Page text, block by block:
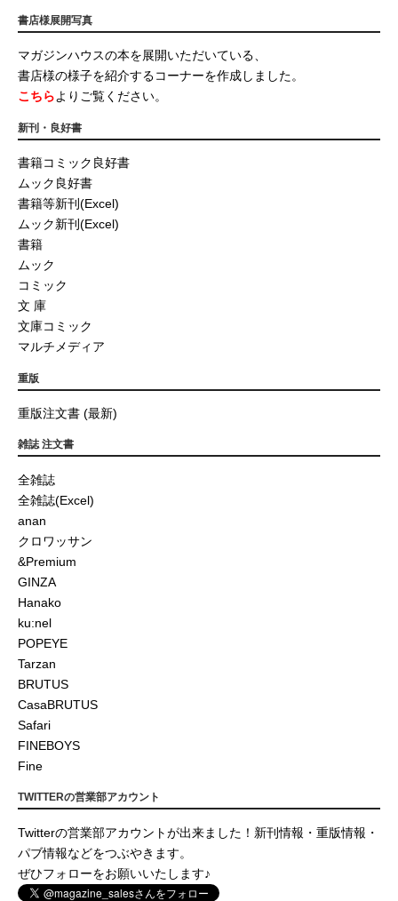
書店様展開写真
マガジンハウスの本を展開いただいている、
書店様の様子を紹介するコーナーを作成しました。
こちらよりご覧ください。
新刊・良好書
書籍コミック良好書
ムック良好書
書籍等新刊(Excel)
ムック新刊(Excel)
書籍
ムック
コミック
文 庫
文庫コミック
マルチメディア
重版
重版注文書 (最新)
雑誌 注文書
全雑誌
全雑誌(Excel)
anan
クロワッサン
&Premium
GINZA
Hanako
ku:nel
POPEYE
Tarzan
BRUTUS
CasaBRUTUS
Safari
FINEBOYS
Fine
TWITTERの営業部アカウント
Twitterの営業部アカウントが出来ました！新刊情報・重版情報・
パブ情報などをつぶやきます。
ぜひフォローをお願いいたします♪